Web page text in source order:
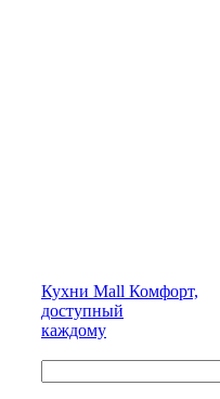
Кухни Mall Комфорт,
доступный
каждому